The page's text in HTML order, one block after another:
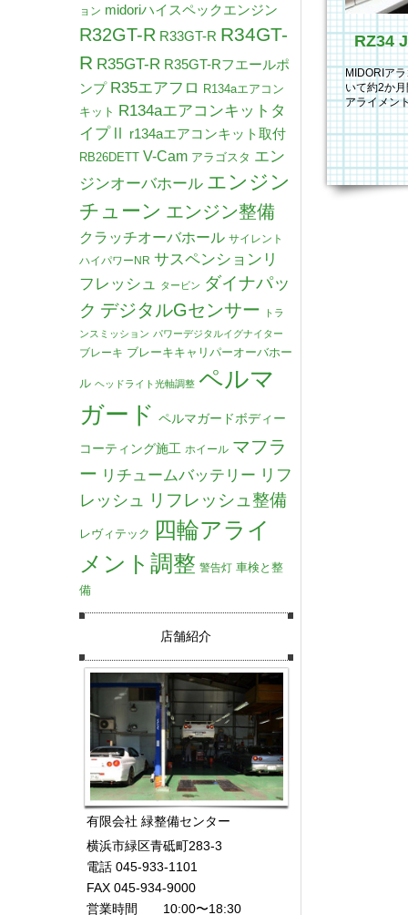
MIDORIア
いて約2か
アライメン
前後の車
ョン midoriハイスペックエンジン
R32GT-R R33GT-R R34GT-
R R35GT-R R35GT-Rフエールポ
ンプ R35エアフロ R134aエアコン
キット R134aエアコンキットタ
イプⅡ
r134aエアコンキット取付
RB26DETT V-Cam アラゴスタ エン
ジンオーバホール エンジン
チューン エンジン整備
クラッチオーバホール サイレント
ハイパワーNR サスペンションリ
フレッシュ
タービン ダイナパッ
ク デジタルGセンサー
トラ
ンスミッション パワーデジタルイグナイター
ブレーキ ブレーキキャリパーオーバホー
ル ヘッドライト光軸調整 ペルマ
ガード ペルマガードボディー
コーティング施工 ホイール マフラ
ー リチュームバッテリー リフ
レッシュ
リフレッシュ整備
レヴィテック 四輪アライ
メント調整 警告灯 車検と整
備
店舗紹介
有限会社 緑整備センター
横浜市緑区青砥町283-3
電話 045-933-1101
FAX 045-934-9000
営業時間 10:00〜18:30